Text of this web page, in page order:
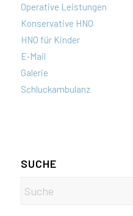
Operative Leistungen
Konservative HNO
HNO für Kinder
E‑Mail
Galerie
Schluckambulanz
SUCHE